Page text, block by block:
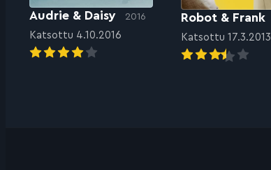
Audrie & Daisy 2016
Katsottu 4.10.2016
Robot & Frank
Katsottu 17.3.2013